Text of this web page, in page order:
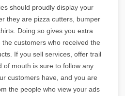
should proudly display your
they are pizza cutters, bumper
Doing so gives you extra
customers who received the
If you sell services, offer trail
of mouth is sure to follow any
customers have, and you are
the people who view your ads